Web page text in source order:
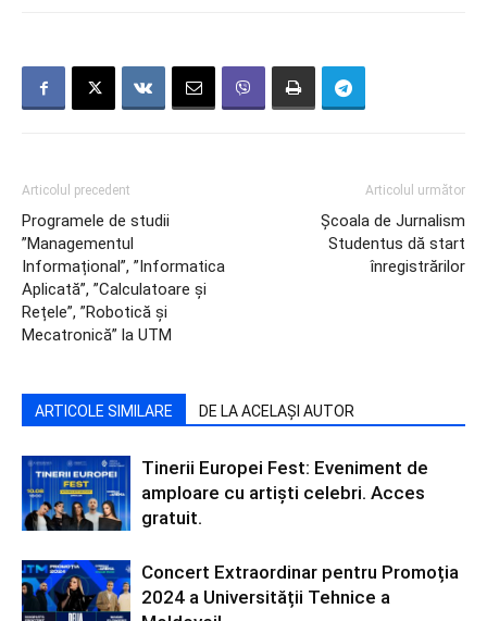
Articolul precedent
Programele de studii
”Managementul
Informațional”, ”Informatica
Aplicată”, ”Calculatoare și
Rețele”, ”Robotică și
Mecatronică” la UTM
Articolul următor
Școala de Jurnalism
Studentus dă start
înregistrărilor
ARTICOLE SIMILARE DE LA ACELAȘI AUTOR
Tinerii Europei Fest: Eveniment de
amploare cu artiști celebri. Acces
gratuit.
Concert Extraordinar pentru Promoția
2024 a Universității Tehnice a